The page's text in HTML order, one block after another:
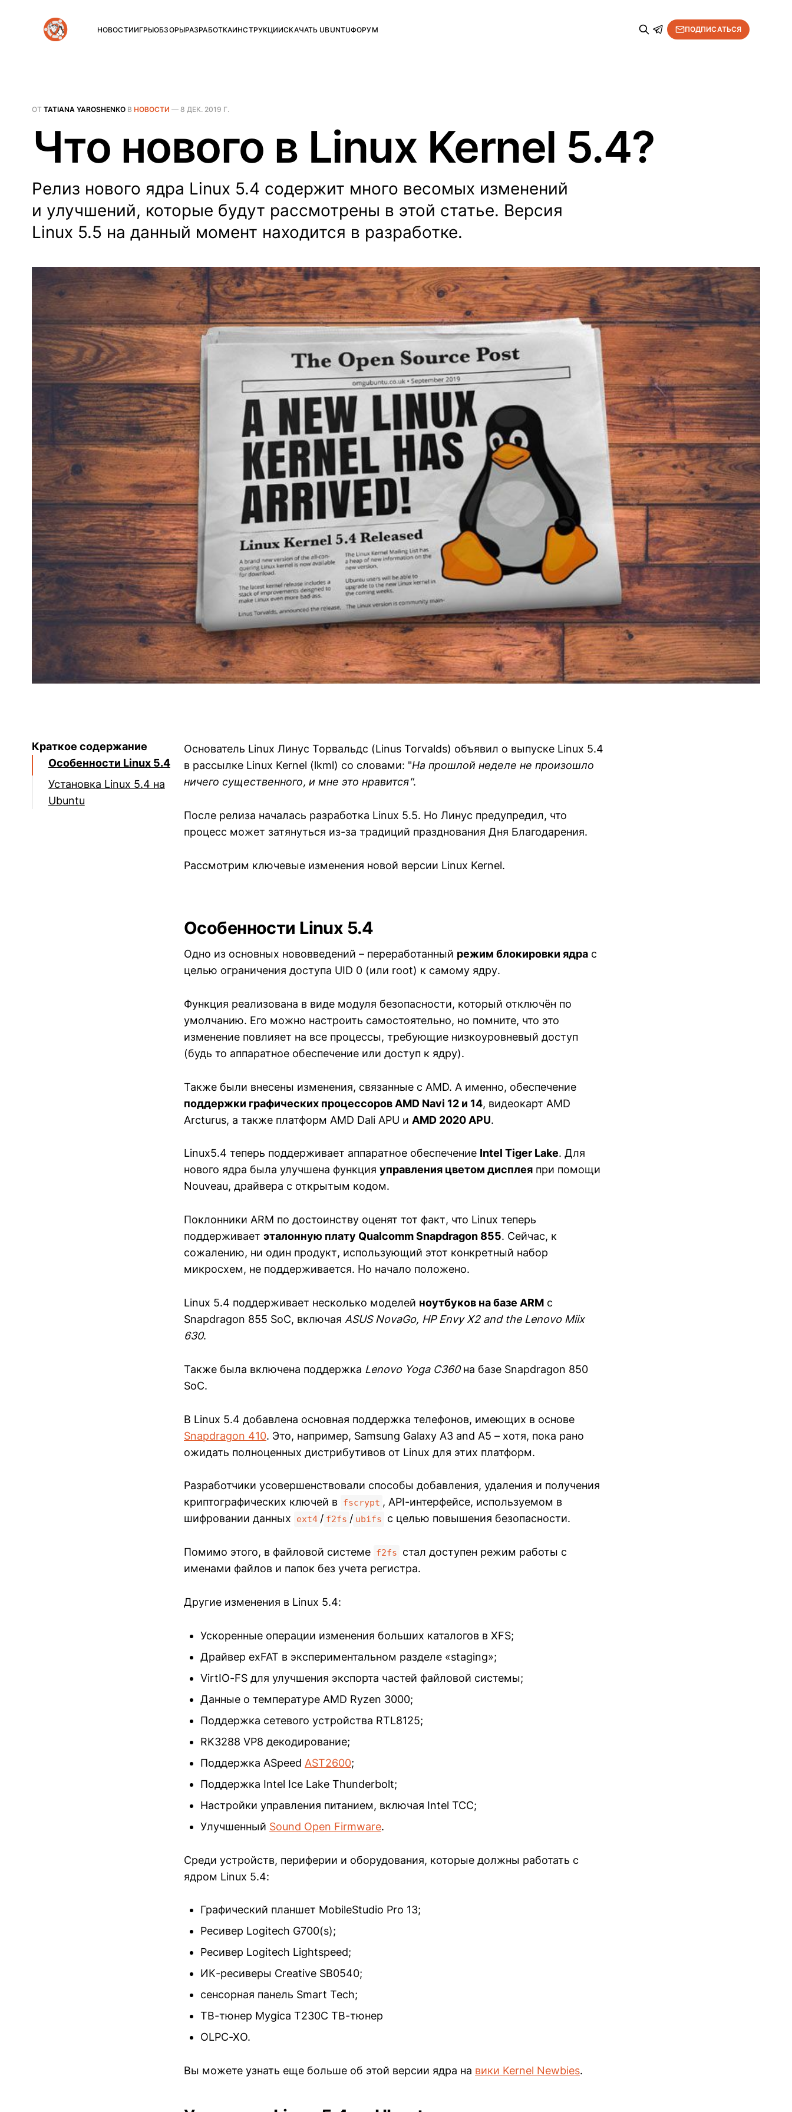
НОВОСТИИГРЫОБЗОРЫРАЗРАБОТКАИНСТРУКЦИИСКАЧАТЬ UBUNTUФОРУМ ПОДПИСАТЬСЯ
ОТ TATIANA YAROSHENKOВ НОВОСТИ — 8 ДЕК. 2019 Г.
Что нового в Linux Kernel 5.4?
Релиз нового ядра Linux 5.4 содержит много весомых изменений
и улучшений, которые будут рассмотрены в этой статье. Версия
Linux 5.5 на данный момент находится в разработке.
Краткое содержание
Особенности Linux 5.4
Установка Linux 5.4 на
Ubuntu
Основатель Linux Линус Торвальдс (Linus Torvalds) объявил о выпуске Linux 5.4
в рассылке Linux Kernel (lkml) со словами: "На прошлой неделе не произошло
ничего существенного, и мне это нравится".
После релиза началась разработка Linux 5.5. Но Линус предупредил, что
процесс может затянуться из-за традиций празднования Дня Благодарения.
Рассмотрим ключевые изменения новой версии Linux Kernel.
Особенности Linux 5.4
Одно из основных нововведений – переработанный режим блокировки ядра с
целью ограничения доступа UID 0 (или root) к самому ядру.
Функция реализована в виде модуля безопасности, который отключён по
умолчанию. Его можно настроить самостоятельно, но помните, что это
изменение повлияет на все процессы, требующие низкоуровневый доступ
(будь то аппаратное обеспечение или доступ к ядру).
Также были внесены изменения, связанные с AMD. А именно, обеспечение
поддержки графических процессоров AMD Navi 12 и 14, видеокарт AMD
Arcturus, а также платформ AMD Dali APU и AMD 2020 APU.
Linux5.4 теперь поддерживает аппаратное обеспечение Intel Tiger Lake. Для
нового ядра была улучшена функция управления цветом дисплея при помощи
Nouveau, драйвера с открытым кодом.
Поклонники ARM по достоинству оценят тот факт, что Linux теперь
поддерживает эталонную плату Qualcomm Snapdragon 855. Сейчас, к
сожалению, ни один продукт, использующий этот конкретный набор
микросхем, не поддерживается. Но начало положено.
Linux 5.4 поддерживает несколько моделей ноутбуков на базе ARM с
Snapdragon 855 SoC, включая ASUS NovaGo, HP Envy X2 and the Lenovo Miix
630.
Также была включена поддержка Lenovo Yoga C360на базе Snapdragon 850
SoC.
В Linux 5.4 добавлена основная поддержка телефонов, имеющих в основе
Snapdragon 410. Это, например, Samsung Galaxy A3 and A5 – хотя, пока рано
ожидать полноценных дистрибутивов от Linux для этих платформ.
Разработчики усовершенствовали способы добавления, удаления и получения
криптографических ключей в fscrypt , API-интерфейсе, используемом в
шифровании данных
ext4 / f2fs / ubifs с целью повышения безопасности.
Помимо этого, в файловой системе f2fs
стал доступен режим работы с
именами файлов и папок без учета регистра.
Другие изменения в Linux 5.4:
Ускоренные операции изменения больших каталогов в XFS;
Драйвер exFAT в экспериментальном разделе «staging»;
VirtIO-FS для улучшения экспорта частей файловой системы;
Данные о температуре AMD Ryzen 3000;
Поддержка сетевого устройства RTL8125;
RK3288 VP8 декодирование;
Поддержка ASpeed ​​ AST2600;
Поддержка Intel Ice Lake Thunderbolt;
Настройки управления питанием, включая Intel TCC;
Улучшенный Sound Open Firmware.
Среди устройств, периферии и оборудования, которые должны работать с
ядром Linux 5.4:
Графический планшет MobileStudio Pro 13;
Ресивер Logitech G700(s);
Ресивер Logitech Lightspeed;
ИК-ресиверы Creative SB0540;
сенсорная панель Smart Tech;
ТВ-тюнер Mygica T230C ТВ-тюнер
OLPC-XO.
Вы можете узнать еще больше об этой версии ядра на вики Kernel Newbies.